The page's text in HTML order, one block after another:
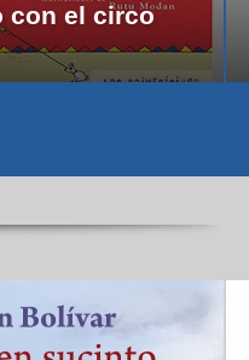
con el circo